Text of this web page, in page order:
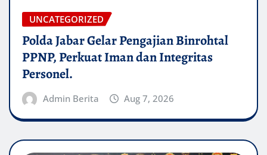
UNCATEGORIZED
Polda Jabar Gelar Pengajian Binrohtal
PPNP, Perkuat Iman dan Integritas
Personel.
Admin Berita Aug 7, 2026